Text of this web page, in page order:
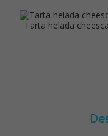
Tarta helada